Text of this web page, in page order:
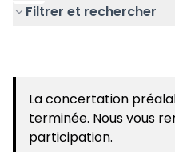
Filtrer et rechercher
La concertation
terminée. Nous vous
participation.